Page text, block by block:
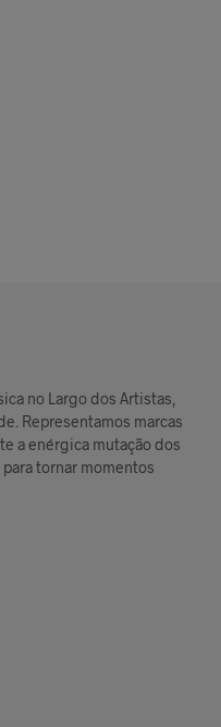
no Largo dos Artistas,
Representamos marcas
a enérgica mutação dos
tornar momentos